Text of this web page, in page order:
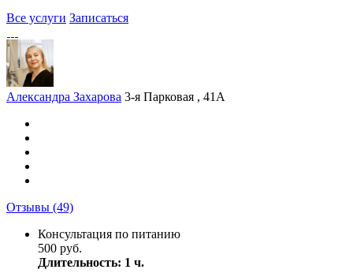
Все услуги Записаться
Александра Захарова 3-я Парковая , 41А
Отзывы (49)
Консультация по питанию
500 руб.
Длительность: 1 ч.